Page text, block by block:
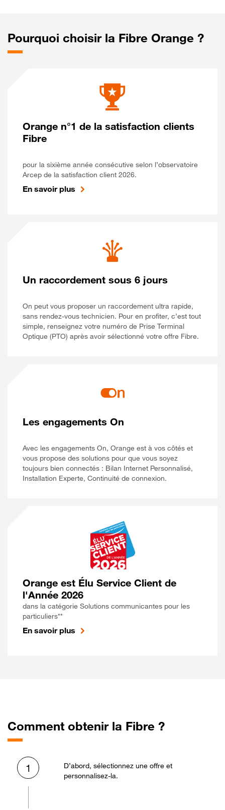
Pourquoi choisir la Fibre Orange ?
Orange n°1 de la satisfaction clients
Fibre
pour la sixième année consécutive selon l’observatoire
Arcep de la satisfaction client 2026.
En savoir plus
Un raccordement sous 6 jours
On peut vous proposer un raccordement ultra rapide,
sans rendez-vous technicien. Pour en profiter, c’est tout
simple, renseignez votre numéro de Prise Terminal
Optique (PTO) après avoir sélectionné votre offre Fibre.
Les engagements On
Avec les engagements On, Orange est à vos côtés et
vous propose des solutions pour que vous soyez
toujours bien connectés : Bilan Internet Personnalisé,
Installation Experte, Continuité de connexion.
Orange est Élu Service Client de
l'Année 2026
dans la catégorie Solutions communicantes pour les
particuliers**
En savoir plus
Comment obtenir la Fibre ?
1
D’abord, sélectionnez une offre et
personnalisez-la.